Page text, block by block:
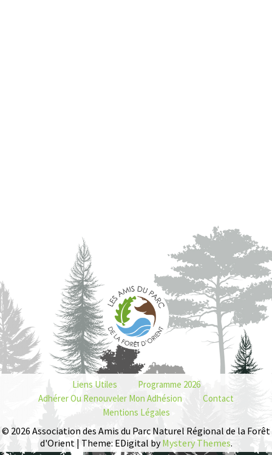
Liens Utiles
Programme 2026
Adhérer Ou Renouveler Mon Adhésion
Contact
Mentions Légales
© 2026 Association des Amis du Parc Naturel Régional de la Forêt
d'Orient | Theme: EDigital byMystery Themes.